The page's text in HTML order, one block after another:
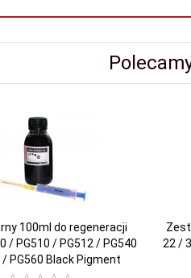
100ml do regeneracji
/ PG510 / PG512 / PG540
/ PG560 Black Pigment
22 /